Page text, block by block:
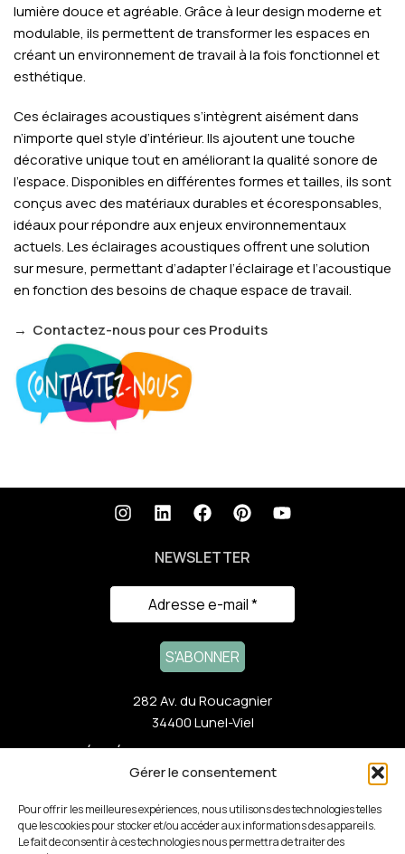
Gérer le consentement
Pour offrir les meilleures expériences, nous utilisons des technologies telles
que les cookies pour stocker et/ou accéder aux informations des appareils.
Le fait de consentir à ces technologies nous permettra de traiter des
lumière douce et agréable. Grâce à leur design moderne et
modulable, ils permettent de transformer les espaces en
créant un environnement de travail à la fois fonctionnel et
esthétique.
Ces éclairages acoustiques s’intègrent aisément dans
n’importe quel style d’intérieur. Ils ajoutent une touche
décorative unique tout en améliorant la qualité sonore de
l’espace. Disponibles en différentes formes et tailles, ils sont
conçus avec des matériaux durables et écoresponsables,
idéaux pour répondre aux enjeux environnementaux
actuels. Les éclairages acoustiques offrent une solution
sur mesure, permettant d’adapter l’éclairage et l’acoustique
en fonction des besoins de chaque espace de travail.
→ Contactez-nous pour ces Produits
NEWSLETTER
282 Av. du Roucagnier
34400 Lunel-Viel
ACTUALITÉS RÉCENTES
NOTRE GAMME